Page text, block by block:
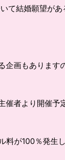
結婚願望があ
企画もあります
催者より開催予
料が100％発生